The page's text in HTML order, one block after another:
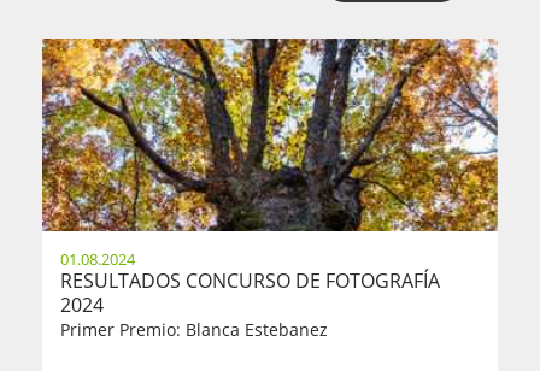
01.08.2024
RESULTADOS CONCURSO DE FOTOGRAFÍA
2024
Primer Premio: Blanca Estebanez